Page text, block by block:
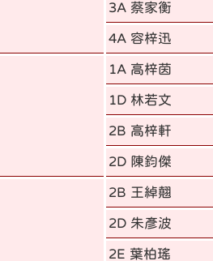
3A 蔡家衡
4A 容梓迅
1A 高梓茵
1D 林若文
2B 高梓軒
2D 陳鈞傑
2B 王綽翹
2D 朱彥波
2E 葉柏瑤